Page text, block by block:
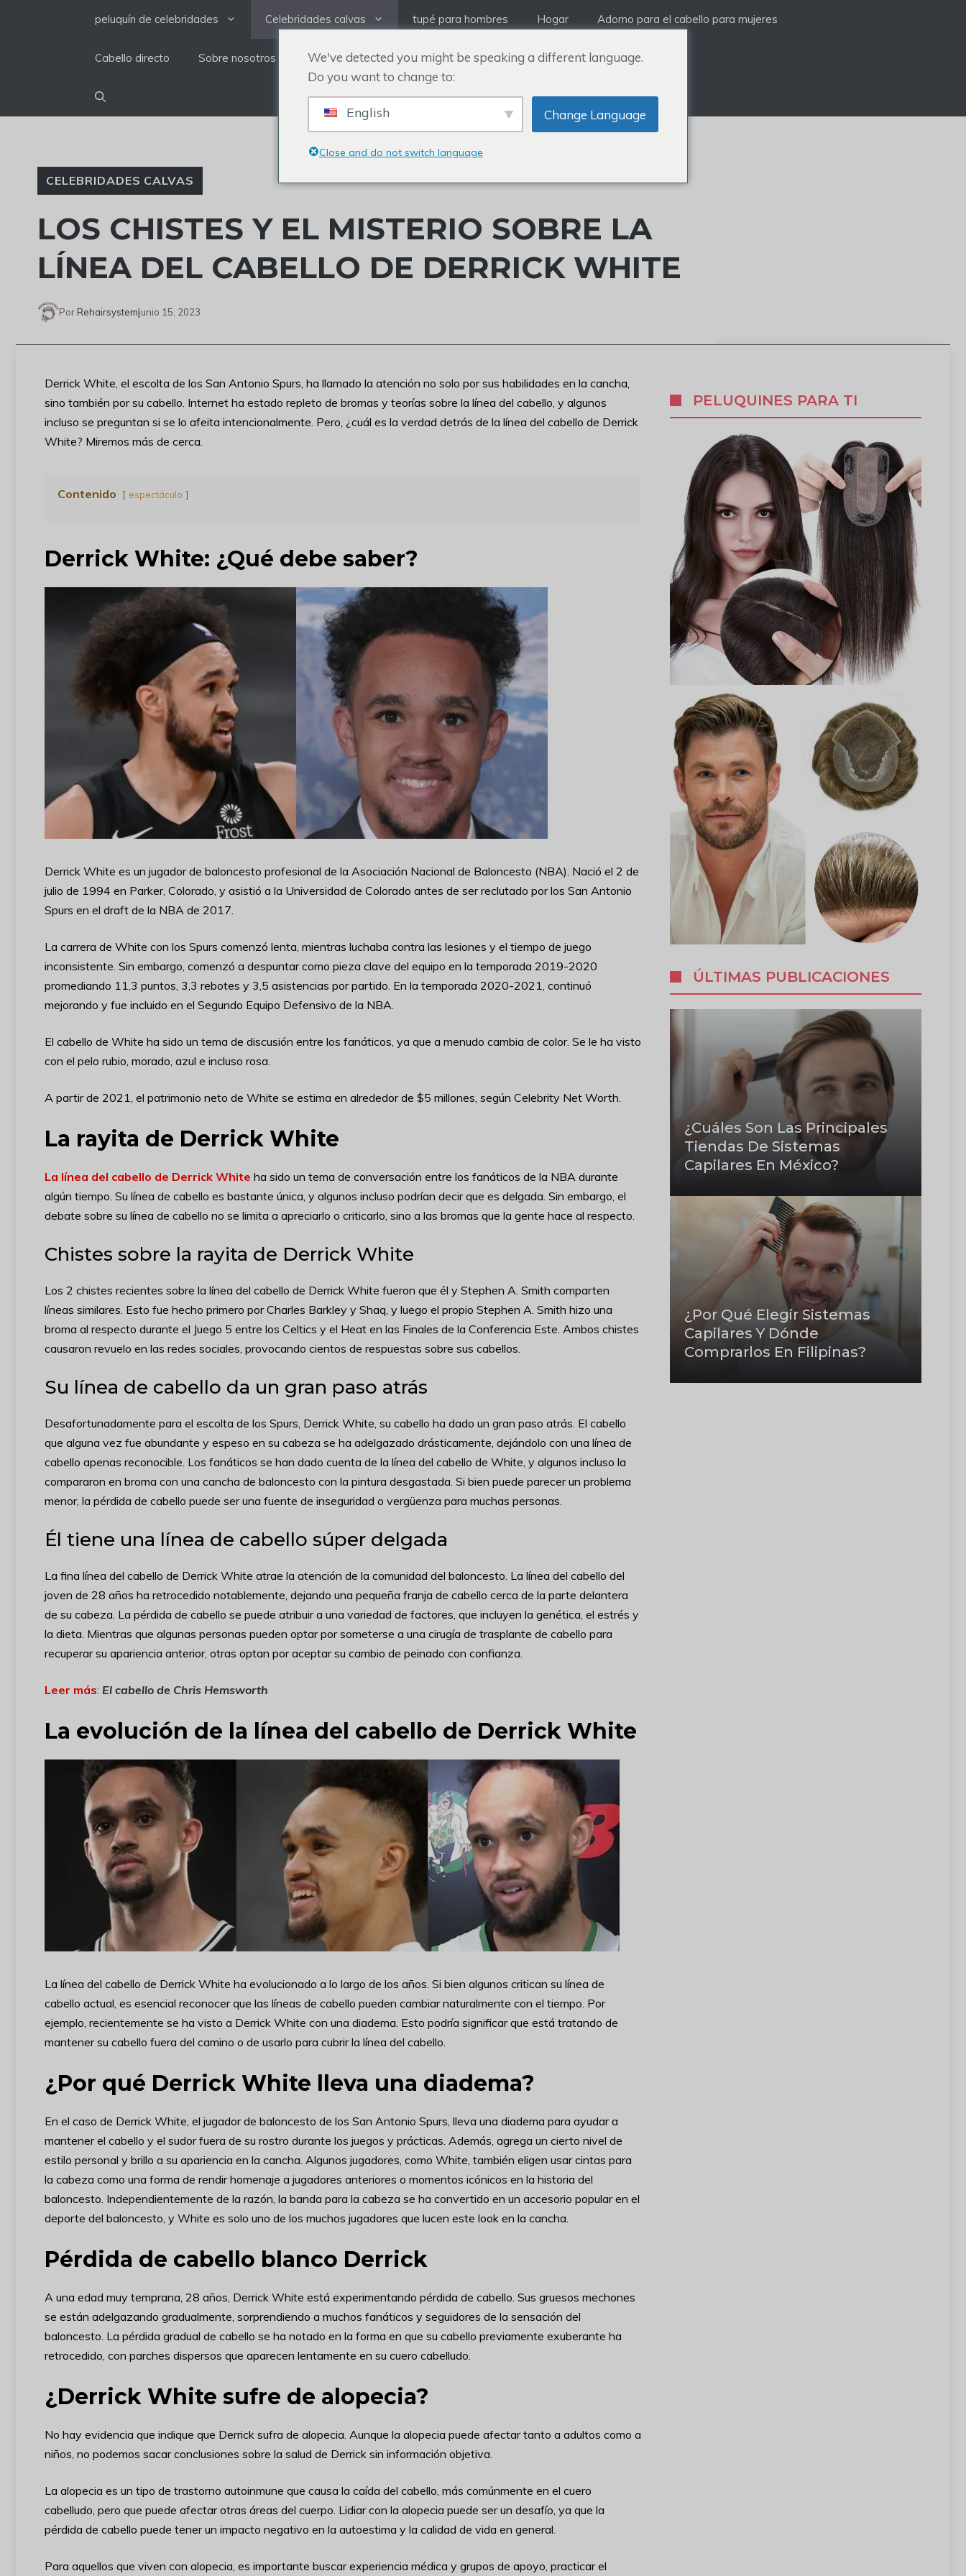
peluquín de celebridades Celebridades calvas tupé para hombres Hogar Adorno para el cabello para mujeres
Cabello directo Sobre nosotros
CELEBRIDADES CALVAS
LOS CHISTES Y EL MISTERIO SOBRE LA
LÍNEA DEL CABELLO DE DERRICK WHITE
Por Rehairsystemjunio 15, 2023
Derrick White, el escolta de los San Antonio Spurs, ha llamado la atención no solo por sus habilidades en la cancha,
sino también por su cabello. Internet ha estado repleto de bromas y teorías sobre la línea del cabello, y algunos
incluso se preguntan si se lo afeita intencionalmente. Pero, ¿cuál es la verdad detrás de la línea del cabello de Derrick
White? Miremos más de cerca.
Contenido espectáculo
Derrick White: ¿Qué debe saber?
Derrick White es un jugador de baloncesto profesional de la Asociación Nacional de Baloncesto (NBA). Nació el 2 de
julio de 1994 en Parker, Colorado, y asistió a la Universidad de Colorado antes de ser reclutado por los San Antonio
Spurs en el draft de la NBA de 2017.
La carrera de White con los Spurs comenzó lenta, mientras luchaba contra las lesiones y el tiempo de juego
inconsistente. Sin embargo, comenzó a despuntar como pieza clave del equipo en la temporada 2019-2020
promediando 11,3 puntos, 3,3 rebotes y 3,5 asistencias por partido. En la temporada 2020-2021, continuó
mejorando y fue incluido en el Segundo Equipo Defensivo de la NBA.
El cabello de White ha sido un tema de discusión entre los fanáticos, ya que a menudo cambia de color. Se le ha visto
con el pelo rubio, morado, azul e incluso rosa.
A partir de 2021, el patrimonio neto de White se estima en alrededor de $5 millones, según Celebrity Net Worth.
La rayita de Derrick White
La línea del cabello de Derrick White ha sido un tema de conversación entre los fanáticos de la NBA durante
algún tiempo. Su línea de cabello es bastante única, y algunos incluso podrían decir que es delgada. Sin embargo, el
debate sobre su línea de cabello no se limita a apreciarlo o criticarlo, sino a las bromas que la gente hace al respecto.
Chistes sobre la rayita de Derrick White
Los 2 chistes recientes sobre la línea del cabello de Derrick White fueron que él y Stephen A. Smith comparten
líneas similares. Esto fue hecho primero por Charles Barkley y Shaq, y luego el propio Stephen A. Smith hizo una
broma al respecto durante el Juego 5 entre los Celtics y el Heat en las Finales de la Conferencia Este. Ambos chistes
causaron revuelo en las redes sociales, provocando cientos de respuestas sobre sus cabellos.
Su línea de cabello da un gran paso atrás
Desafortunadamente para el escolta de los Spurs, Derrick White, su cabello ha dado un gran paso atrás. El cabello
que alguna vez fue abundante y espeso en su cabeza se ha adelgazado drásticamente, dejándolo con una línea de
cabello apenas reconocible. Los fanáticos se han dado cuenta de la línea del cabello de White, y algunos incluso la
compararon en broma con una cancha de baloncesto con la pintura desgastada. Si bien puede parecer un problema
menor, la pérdida de cabello puede ser una fuente de inseguridad o vergüenza para muchas personas.
Él tiene una línea de cabello súper delgada
La fina línea del cabello de Derrick White atrae la atención de la comunidad del baloncesto. La línea del cabello del
joven de 28 años ha retrocedido notablemente, dejando una pequeña franja de cabello cerca de la parte delantera
de su cabeza. La pérdida de cabello se puede atribuir a una variedad de factores, que incluyen la genética, el estrés y
la dieta. Mientras que algunas personas pueden optar por someterse a una cirugía de trasplante de cabello para
recuperar su apariencia anterior, otras optan por aceptar su cambio de peinado con confianza.
Leer más: El cabello de Chris Hemsworth
La evolución de la línea del cabello de Derrick White
La línea del cabello de Derrick White ha evolucionado a lo largo de los años. Si bien algunos critican su línea de
cabello actual, es esencial reconocer que las líneas de cabello pueden cambiar naturalmente con el tiempo. Por
ejemplo, recientemente se ha visto a Derrick White con una diadema. Esto podría significar que está tratando de
mantener su cabello fuera del camino o de usarlo para cubrir la línea del cabello.
¿Por qué Derrick White lleva una diadema?
En el caso de Derrick White, el jugador de baloncesto de los San Antonio Spurs, lleva una diadema para ayudar a
mantener el cabello y el sudor fuera de su rostro durante los juegos y prácticas. Además, agrega un cierto nivel de
estilo personal y brillo a su apariencia en la cancha. Algunos jugadores, como White, también eligen usar cintas para
la cabeza como una forma de rendir homenaje a jugadores anteriores o momentos icónicos en la historia del
baloncesto. Independientemente de la razón, la banda para la cabeza se ha convertido en un accesorio popular en el
deporte del baloncesto, y White es solo uno de los muchos jugadores que lucen este look en la cancha.
Pérdida de cabello blanco Derrick
A una edad muy temprana, 28 años, Derrick White está experimentando pérdida de cabello. Sus gruesos mechones
se están adelgazando gradualmente, sorprendiendo a muchos fanáticos y seguidores de la sensación del
baloncesto. La pérdida gradual de cabello se ha notado en la forma en que su cabello previamente exuberante ha
retrocedido, con parches dispersos que aparecen lentamente en su cuero cabelludo.
¿Derrick White sufre de alopecia?
No hay evidencia que indique que Derrick sufra de alopecia. Aunque la alopecia puede afectar tanto a adultos como a
niños, no podemos sacar conclusiones sobre la salud de Derrick sin información objetiva.
La alopecia es un tipo de trastorno autoinmune que causa la caída del cabello, más comúnmente en el cuero
cabelludo, pero que puede afectar otras áreas del cuerpo. Lidiar con la alopecia puede ser un desafío, ya que la
pérdida de cabello puede tener un impacto negativo en la autoestima y la calidad de vida en general.
Para aquellos que viven con alopecia, es importante buscar experiencia médica y grupos de apoyo, practicar el
PELUQUINES PARA TI
ÚLTIMAS PUBLICACIONES
¿Cuáles Son Las Principales
Tiendas De Sistemas
Capilares En México?
¿Por Qué Elegir Sistemas
Capilares Y Dónde
Comprarlos En Filipinas?
We've detected you might be speaking a different language.
Do you want to change to:
English Change Language
Close and do not switch language